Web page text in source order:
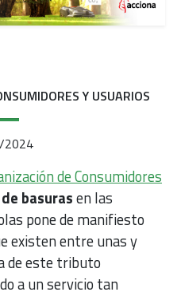
Y USUARIOS
de Consumidores
basurasen las
pone de manifiesto
existen entre unas y
de este tributo
a un servicio tan